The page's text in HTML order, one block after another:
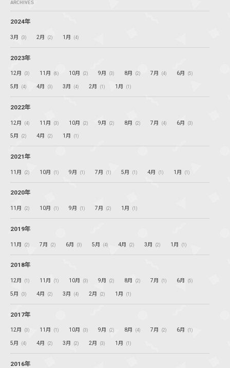
ARCHIVES
2024年
3月 (3) 2月 (2) 1月 (4)
2023年
12月 (3) 11月 (6) 10月 (2) 9月 (3) 8月 (2) 7月 (4) 6月 (5)
5月 (4) 4月 (3) 3月 (4) 2月 (1) 1月 (1)
2022年
12月 (4) 11月 (3) 10月 (2) 9月 (2) 8月 (2) 7月 (4) 6月 (3)
5月 (2) 4月 (2) 1月 (1)
2021年
11月 (2) 10月 (1) 9月 (1) 7月 (1) 5月 (1) 4月 (1) 1月 (1)
2020年
11月 (2) 10月 (1) 9月 (1) 7月 (2) 1月 (1)
2019年
11月 (2) 7月 (2) 6月 (3) 5月 (4) 4月 (2) 3月 (2) 1月 (1)
2018年
12月 (1) 11月 (1) 10月 (3) 9月 (2) 8月 (2) 7月 (1) 6月 (5)
5月 (3) 4月 (2) 3月 (4) 2月 (2) 1月 (1)
2017年
12月 (3) 11月 (1) 10月 (3) 9月 (2) 8月 (4) 7月 (2) 6月 (1)
5月 (4) 4月 (2) 3月 (2) 2月 (3) 1月 (1)
2016年